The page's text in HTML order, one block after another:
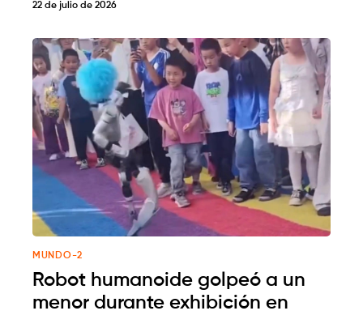
22 de julio de 2026
MUNDO-2
Robot humanoide golpeó a un
menor durante exhibición en